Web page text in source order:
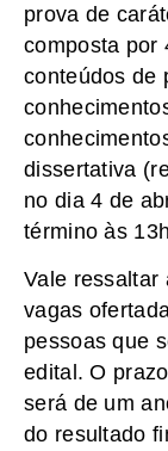
prova de
composta por
conteúdos de
dissertativa
no dia 4 de
término às
Vale ressaltar
vagas
pessoas que
edital. O
será de um
do resultado